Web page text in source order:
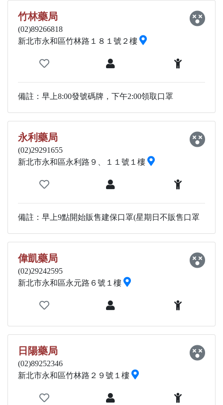
竹林藥局
(02)89266818
新北市永和區竹林路１８１號２樓
備註：早上8:00發號碼牌，下午2:00領取口罩
永利藥局
(02)29291655
新北市永和區永利路９、１１號１樓
備註：早上9點開始販售建保口罩(星期日不販售口罩
偉凱藥局
(02)29242595
新北市永和區永元路６號１樓
日陽藥局
(02)89252346
新北市永和區竹林路２９號１樓